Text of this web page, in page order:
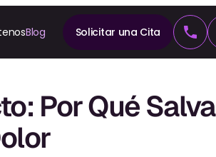
Blog Solicitar una Cita
Por Qué Salva